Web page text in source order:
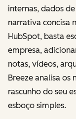
internas, dados
narrativa concisa
HubSpot, basta
empresa,
notas, vídeos,
Breeze analisa
rascunho do seu
esboço simples.